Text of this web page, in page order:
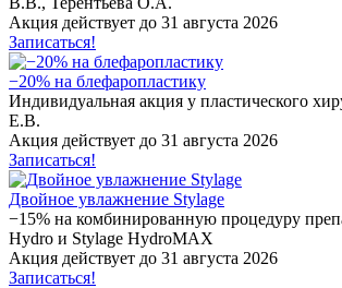
Акция действует до 31 августа 2026
Записаться!
−20% на блефаропластику
Индивидуальная акция у пластического
Е.В.
Акция действует до 31 августа 2026
Записаться!
Двойное увлажнение Stylage
−15% на комбинированную процедуру
Hydro и Stylage HydroMAX
Акция действует до 31 августа 2026
Записаться!